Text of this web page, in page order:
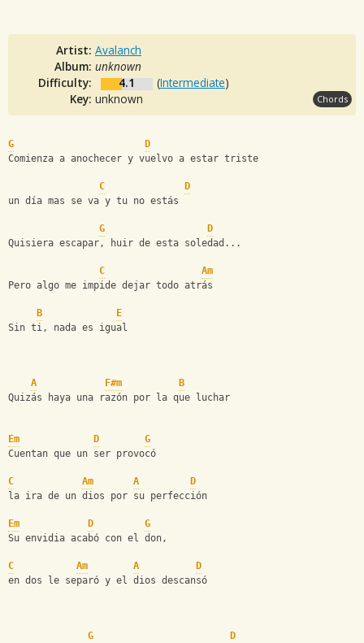
Artist: Avalanch
Album: unknown
Difficulty:
4.1 (Intermediate)
Key: unknown Chords
G
D
Comienza a anochecer y vuelvo a estar triste
C
D
un día mas se va y tu no estás
G
D
Quisiera escapar, huir de esta soledad...
C
Am
Pero algo me impide dejar todo atrás
B
E
Sin ti, nada es igual
A F#m
B
Quizás haya una razón por la que luchar
Em D
G
Cuentan que un ser provocó
C Am A
D
la ira de un dios por su perfección
Em D
G
Su envidia acabó con el don,
C Am A
D
en dos le separó y el dios descansó
G
D